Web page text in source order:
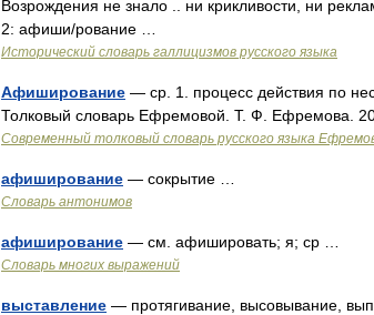
Возрождения не знало .. ни крикливости, ни
2: афиши/рование …
Исторический словарь галлицизмов русского языка
Афиширование — ср. 1. процесс действия по
Толковый словарь Ефремовой. Т. Ф. Ефремова.
Современный толковый словарь русского языка
афиширование — сокрытие …
Словарь антонимов
афиширование — см. афишировать; я; ср …
Словарь многих выражений
выставление — протягивание, высовывание,